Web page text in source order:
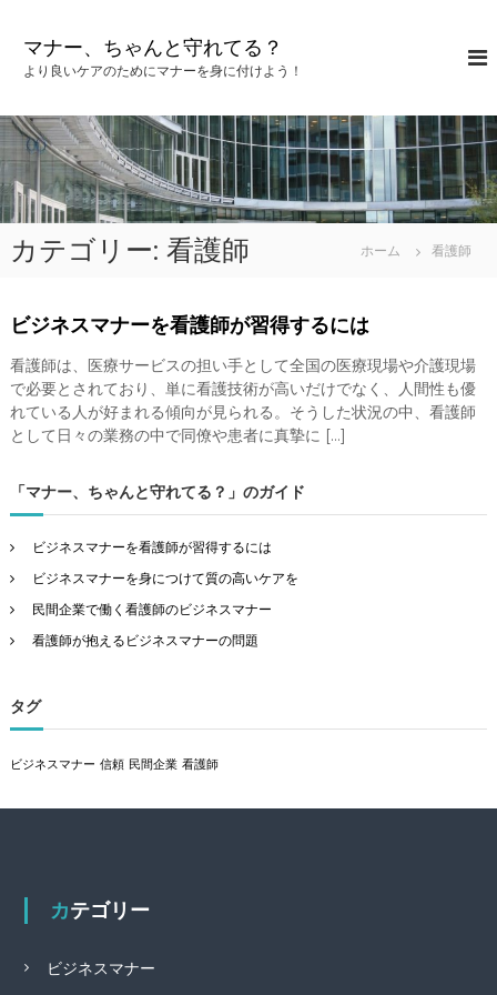
へ
ス
ッ
プ
マナー、ちゃんと守れてる？
より良いケアのためにマナーを身に付けよう！
カテゴリー: 看護師 ホーム 看護師
ビジネスマナーを看護師が習得するには
看護師は、医療サービスの担い手として全国の医療現場や介護現場
で必要とされており、単に看護技術が高いだけでなく、人間性も優
れている人が好まれる傾向が見られる。そうした状況の中、看護師
として日々の業務の中で同僚や患者に真摯に […]
「マナー、ちゃんと守れてる？」のガイド
ビジネスマナーを看護師が習得するには
ビジネスマナーを身につけて質の高いケアを
民間企業で働く看護師のビジネスマナー
看護師が抱えるビジネスマナーの問題
タグ
ビジネスマナー 信頼 民間企業 看護師
カテゴリー
ビジネスマナー